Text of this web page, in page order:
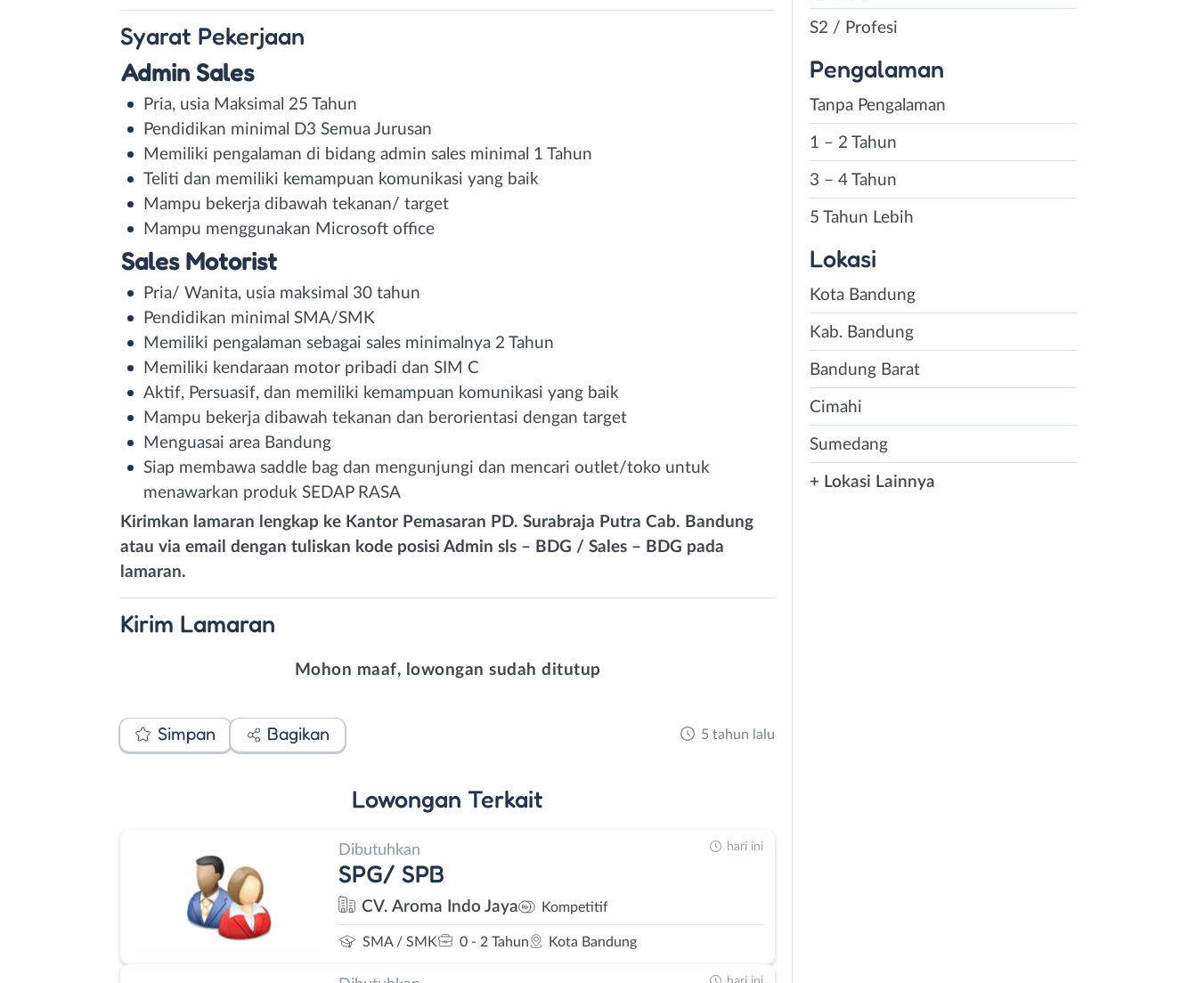
Syarat Pekerjaan
Admin Sales
Pria, usia Maksimal 25 Tahun⁣
Pendidikan minimal D3 Semua Jurusan⁣
Memiliki pengalaman di bidang admin sales minimal 1 Tahun⁣
Teliti dan memiliki kemampuan komunikasi yang baik⁣
Mampu bekerja dibawah tekanan/ target⁣
Mampu menggunakan Microsoft office⁣
Sales Motorist
Pria/ Wanita, usia maksimal 30 tahun⁣
Pendidikan minimal SMA/SMK⁣
Memiliki pengalaman sebagai sales minimalnya 2 Tahun⁣
Memiliki kendaraan motor pribadi dan SIM C⁣
Aktif, Persuasif, dan memiliki kemampuan komunikasi yang baik⁣
Mampu bekerja dibawah tekanan dan berorientasi dengan target⁣
Menguasai area Bandung⁣
Siap membawa saddle bag dan mengunjungi dan mencari outlet/toko untuk
menawarkan produk SEDAP RASA⁣
Kirimkan lamaran lengkap ke Kantor Pemasaran PD. Surabraja Putra Cab. Bandung⁣
atau via email dengan tuliskan kode posisi Admin sls – BDG / Sales – BDG pada
lamaran.
Kirim Lamaran
Mohon maaf, lowongan sudah ditutup
Simpan Bagikan 5 tahun lalu
Lowongan Terkait
Dibutuhkan
SPG/ SPB
CV. Aroma Indo Jaya Kompetitif
SMA / SMK 0 - 2 Tahun Kota Bandung
hari ini
S2 / Profesi
Pengalaman
Tanpa Pengalaman
1 – 2 Tahun
3 – 4 Tahun
5 Tahun Lebih
Lokasi
Kota Bandung
Kab. Bandung
Bandung Barat
Cimahi
Sumedang
+ Lokasi Lainnya